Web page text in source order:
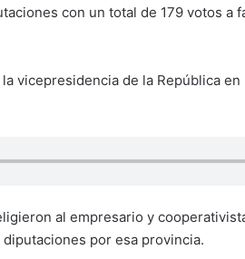
con un total de 179 votos a
vicepresidencia de la República
al empresario y
por esa provincia.